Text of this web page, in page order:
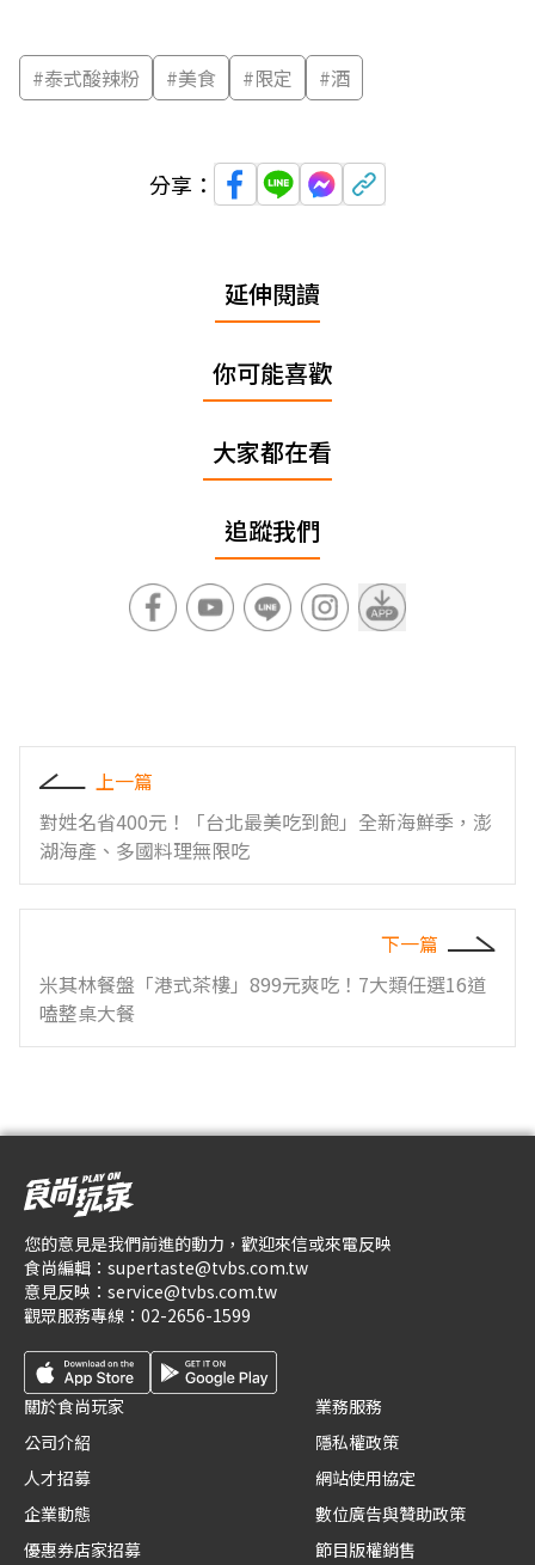
#泰式酸辣粉 #美食 #限定 #酒
分享：
延伸閱讀
你可能喜歡
大家都在看
追蹤我們
上一篇
對姓名省400元！「台北最美吃到飽」全新海鮮季，澎
湖海產、多國料理無限吃
下一篇
米其林餐盤「港式茶樓」899元爽吃！7大類任選16道
嗑整桌大餐
您的意見是我們前進的動力，歡迎來信或來電反映
食尚編輯： supertaste@tvbs.com.tw
意見反映： service@tvbs.com.tw
觀眾服務專線： 02-2656-1599
關於食尚玩家
公司介紹
人才招募
企業動態
優惠券店家招募
業務服務
隱私權政策
網站使用協定
數位廣告與贊助政策
節目版權銷售